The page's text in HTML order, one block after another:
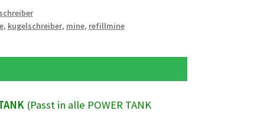
, kugelschreiber, mine, refillmine
(Passt in alle POWER TANK